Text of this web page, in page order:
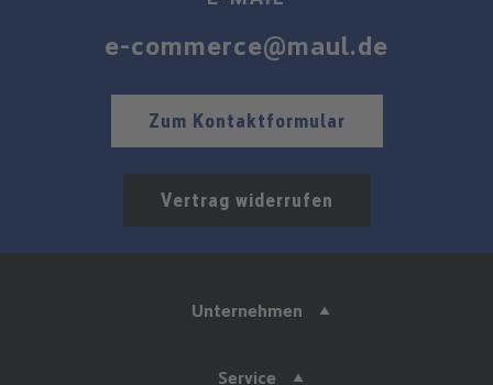
e-commerce@maul.de
Zum Kontaktformular
Vertrag widerrufen
Unternehmen
Service